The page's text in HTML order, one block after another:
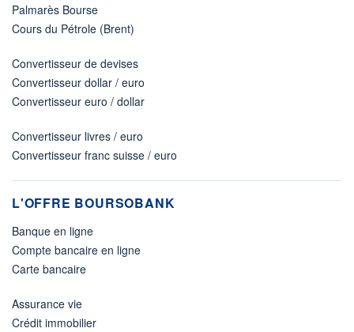
Palmarès Bourse
Cours du Pétrole (Brent)
Convertisseur de devises
Convertisseur dollar / euro
Convertisseur euro / dollar
Convertisseur livres / euro
Convertisseur franc suisse / euro
L'OFFRE BOURSOBANK
Banque en ligne
Compte bancaire en ligne
Carte bancaire
Assurance vie
Crédit immobilier